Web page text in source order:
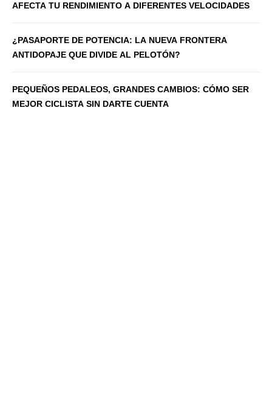
AFECTA TU RENDIMIENTO A DIFERENTES VELOCIDADES
¿PASAPORTE DE POTENCIA: LA NUEVA FRONTERA
ANTIDOPAJE QUE DIVIDE AL PELOTÓN?
PEQUEÑOS PEDALEOS, GRANDES CAMBIOS: CÓMO SER
MEJOR CICLISTA SIN DARTE CUENTA